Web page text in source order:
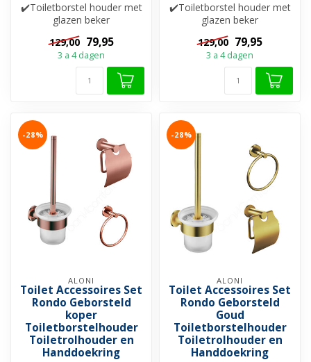
✔️Toiletborstel houder met
glazen beker
✔️Toiletrolhouder
✔️Handdoekhaak
129,00 79,95
3 a 4 dagen
✔️Toiletborstel houder met
glazen beker
✔️Toiletrolhouder
✔️Handdoekhaak
129,00 79,95
3 a 4 dagen
-28%
ALONI
Toilet Accessoires Set
Rondo Geborsteld
koper
Toiletborstelhouder
Toiletrolhouder en
Handdoekring
-28%
ALONI
Toilet Accessoires Set
Rondo Geborsteld
Goud
Toiletborstelhouder
Toiletrolhouder en
Handdoekring